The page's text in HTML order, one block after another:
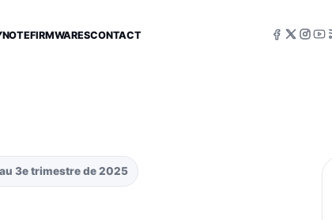
FIRMWARESCONTACT
3e trimestre de 2025